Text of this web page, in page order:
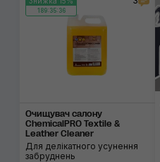
189:35:36
Очищувач салону
ChemicalPRO Textile &
Leather Cleaner
Для делікатного усунення
забруднень